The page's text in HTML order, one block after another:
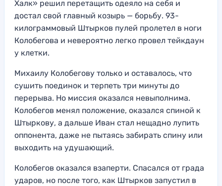
Халк» решил перетащить одеяло на себя и
достал свой главный козырь — борьбу. 93-
килограммовый Штырков пулей пролетел в ноги
Колобегова и невероятно легко провел тейкдаун
у клетки.
Михаилу Колобегову только и оставалось, что
сушить поединок и терпеть три минуты до
перерыва. Но миссия оказался невыполнима.
Колобегов менял положение, оказался спиной к
Штыркову, а дальше Иван стал нещадно лупить
оппонента, даже не пытаясь забирать спину или
выходить на удушающий.
Колобегов оказался взаперти. Спасался от града
ударов, но после того, как Штырков запустил в